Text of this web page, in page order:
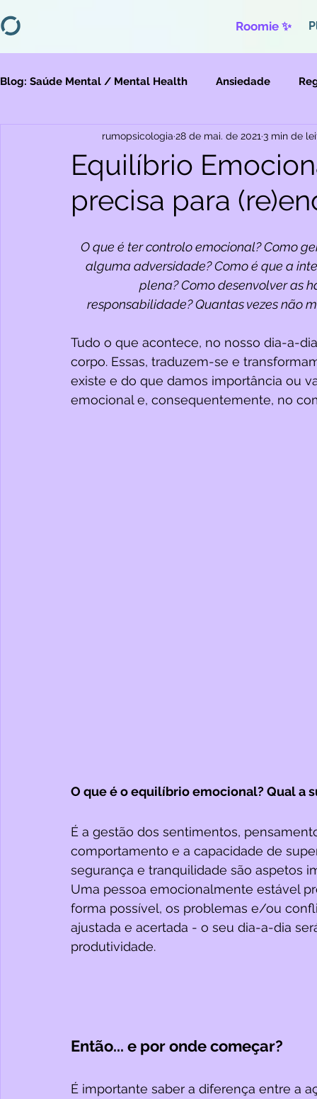
Roomie ✨
Blog: Saúde Mental / Mental Health Ansiedade
Migração Violências
Equilíbrio
precisa para
rumopsicologia 28 de mai. de 2021 3 min de
O que é ter controlo emocional? Como
alguma adversidade? Como é que a
plena? Como desenvolver as
responsabilidade? Quantas vezes não
Tudo o que acontece, no nosso dia-a-
corpo. Essas, traduzem-se e
existe e do que damos importância ou
emocional e, consequentemente, no
O que é o equilíbrio emocional? Qual a
É a gestão dos sentimentos,
comportamento e a capacidade de
segurança e tranquilidade são aspetos
Uma pessoa emocionalmente estável
forma possível, os problemas e/ou
ajustada e acertada - o seu dia-a-dia
produtividade.
Então... e por onde começar?
É importante saber a diferença entre a